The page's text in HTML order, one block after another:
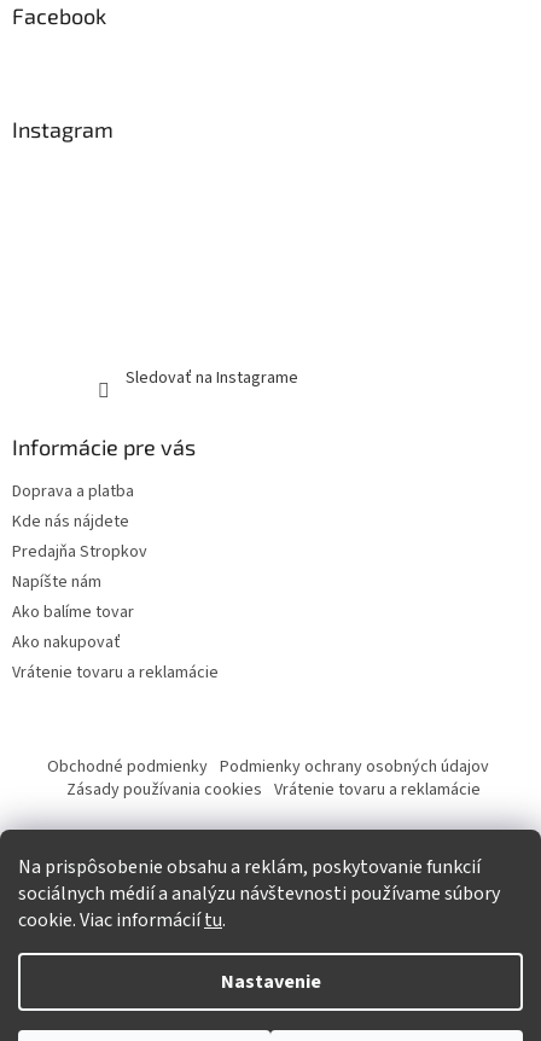
Na prispôsobenie obsahu a reklám, poskytovanie funkcií
sociálnych médií a analýzu návštevnosti používame súbory
cookie. Viac informáciítu.
Nastavenie
Facebook
Instagram
Sledovať na Instagrame
Informácie pre vás
Doprava a platba
Kde nás nájdete
Predajňa Stropkov
Napíšte nám
Ako balíme tovar
Ako nakupovať
Vrátenie tovaru a reklamácie
Obchodné podmienky Podmienky ochrany osobných údajov
Zásady používania cookies Vrátenie tovaru a reklamácie
Tvorba eshopu a SEO optimalizácia